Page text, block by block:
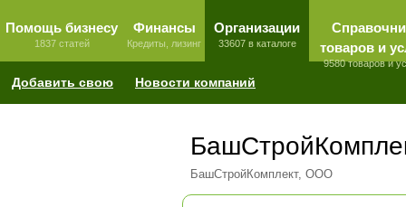
Помощь бизнесу
1837 статей
Финансы
Кредиты, лизинг
Организации
33607 в каталоге
товаров и
9580 товаров и
Добавить свою Новости компаний
БашСтройКомплект, ООО